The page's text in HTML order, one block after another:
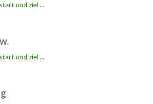
und ziel ...
und ziel ...